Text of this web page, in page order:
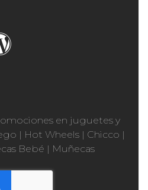
en juguetes y
| Hot Wheels | Chicco |
Bebé | Muñecas